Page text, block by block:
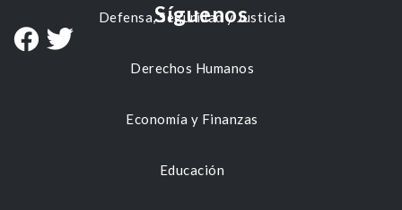
Defensa, Seguridad y Justicia
Derechos Humanos
Economía y Finanzas
Educación
Síguenos